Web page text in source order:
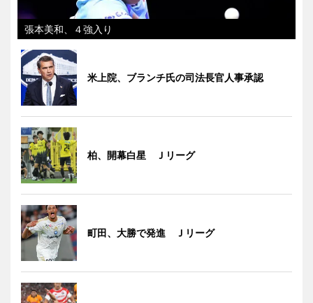
張本美和、４強入り
米上院、ブランチ氏の司法長官人事承認
柏、開幕白星 Ｊリーグ
町田、大勝で発進 Ｊリーグ